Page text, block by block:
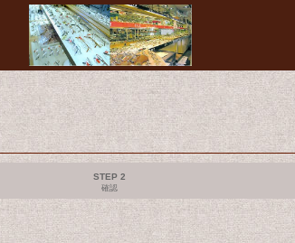
STEP 2
確認